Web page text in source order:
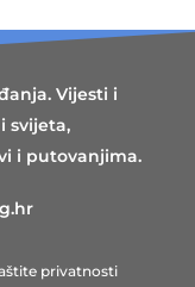
Vijesti i
svijeta,
i putovanjima.
privatnosti